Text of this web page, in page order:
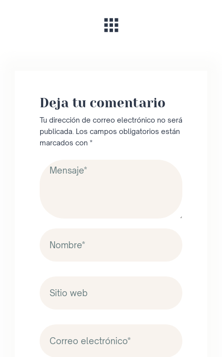
Deja tu comentario
Tu dirección de correo electrónico no será
publicada. Los campos obligatorios están
marcados con *